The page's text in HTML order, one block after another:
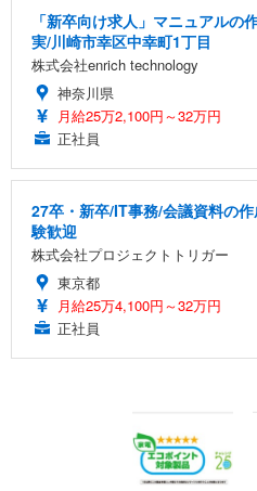
「新卒向け求人」マニュアルの
実/川崎市幸区中幸町1丁目
株式会社enrich technology
神奈川県
月給25万2,100円～32万円
正社員
27卒・新卒/IT事務/会議資料の
験歓迎
株式会社プロジェクトトリガー
東京都
月給25万4,100円～32万円
正社員